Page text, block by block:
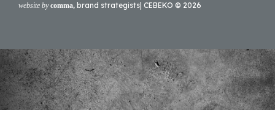
website by comma, brand strategists | CEBEKO © 2026